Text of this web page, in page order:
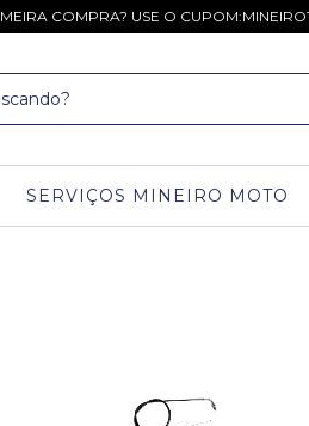
COMPRA? USE O
SERVIÇOS MINEIRO MOTO